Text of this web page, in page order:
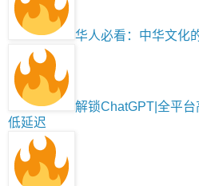
华人必看：中华文化
解锁ChatGPT|全平
低延迟